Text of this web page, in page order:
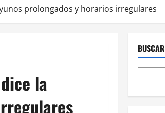
prolongados y horarios irregulares
la
BUSCAR